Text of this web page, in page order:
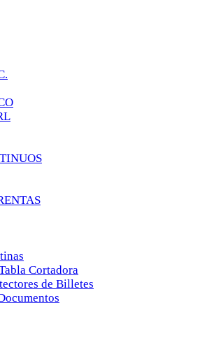
Cortadora
de Billetes